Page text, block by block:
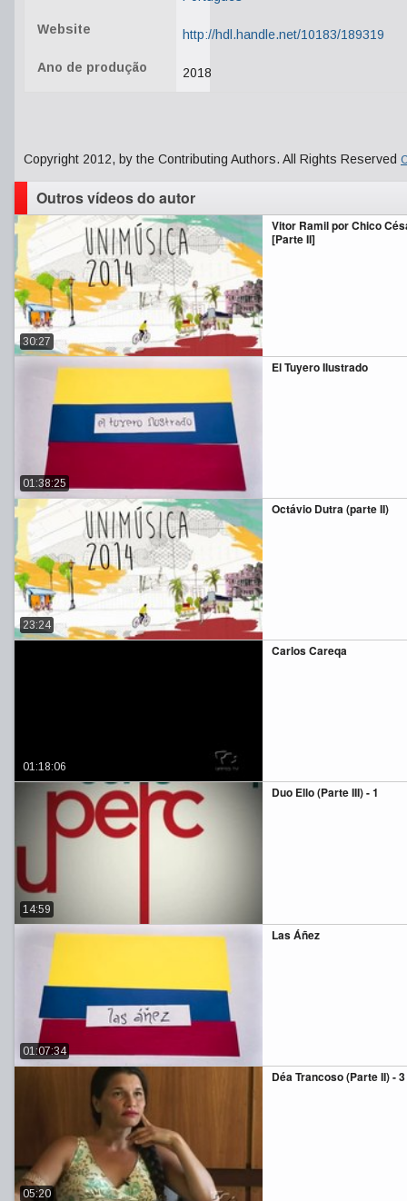
Website http://hdl.handle.net/10183/189319
Ano de produção 2018
Copyright 2012, by the Contributing Authors. All Rights Reserved
Outros vídeos do autor
Vitor Ramil por Chico
[Parte II]
30:27
El Tuyero Ilustrado
01:38:25
Octávio Dutra (parte II)
23:24
Carlos Careqa
01:18:06
Duo Ello (Parte III) - 1
14:59
Las Áñez
01:07:34
Déa Trancoso (Parte II) - 3
05:20